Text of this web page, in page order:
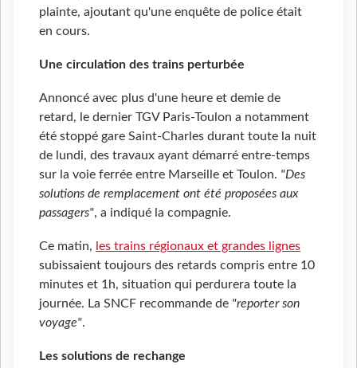
plainte, ajoutant qu'une enquête de police était
en cours.
Une circulation des trains perturbée
Annoncé avec plus d'une heure et demie de
retard, le dernier TGV Paris-Toulon a notamment
été stoppé gare Saint-Charles durant toute la nuit
de lundi, des travaux ayant démarré entre-temps
sur la voie ferrée entre Marseille et Toulon. "Des
solutions de remplacement ont été proposées aux
passagers", a indiqué la compagnie.
Ce matin, les trains régionaux et grandes lignes
subissaient toujours des retards compris entre 10
minutes et 1h, situation qui perdurera toute la
journée. La SNCF recommande de "reporter son
voyage".
Les solutions de rechange